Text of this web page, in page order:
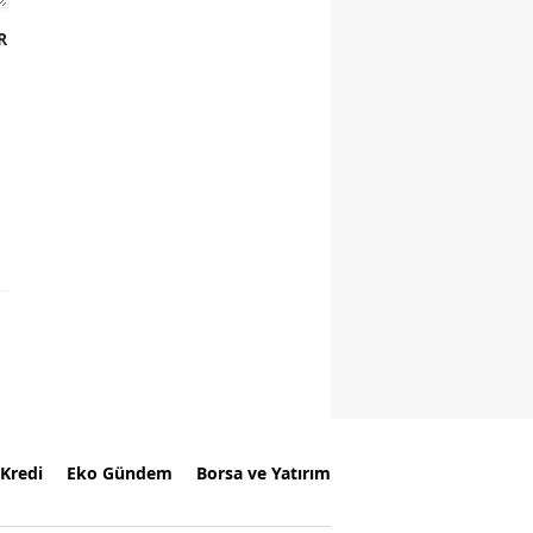
Kredi Eko Gündem Borsa ve Yatırım